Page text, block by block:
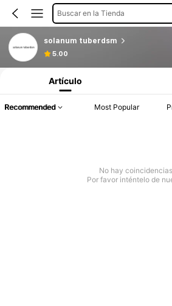
Buscar en la Tienda
solanum tuberdsm
5.00
Artículo
Recommended Most Popular
No hay coincidencias
Por favor inténtelo de